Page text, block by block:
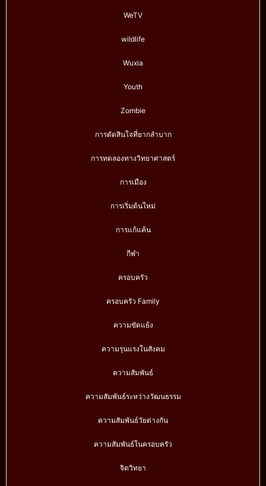
WeTV
wildlife
Wuxia
Youth
Zombie
การตัดสินใจที่ยากลำบาก
การทดลองทางวิทยาศาสตร์
การเมือง
การเริ่มต้นใหม่
การแก้แค้น
กีฬา
ครอบครัว
ครอบครัว Family
ความขัดแย้ง
ความรุนแรงในสังคม
ความสัมพันธ์
ความสัมพันธ์ระหว่างวัฒนธรรม
ความสัมพันธ์วัยต่างกัน
ความสัมพันธ์ในครอบครัว
จิตวิทยา